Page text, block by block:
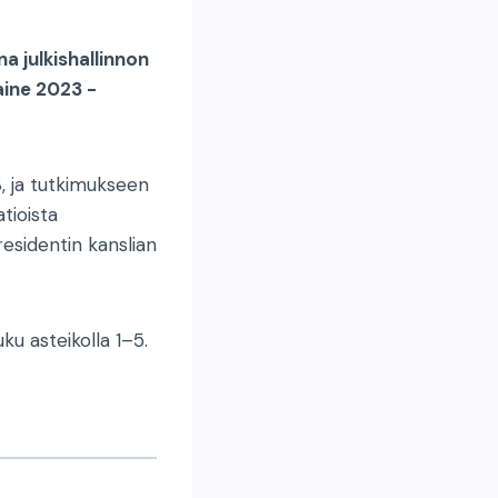
julkishallinnon
2023 -
ja tutkimukseen
kanslian
asteikolla 1–5.